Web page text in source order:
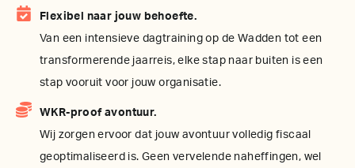
Flexibel naar jouw behoefte.
Van een intensieve dagtraining op de Wadden tot een
transformerende jaarreis, elke stap naar buiten is een
stap vooruit voor jouw organisatie.
WKR-proof avontuur.
Wij zorgen ervoor dat jouw avontuur volledig fiscaal
geoptimaliseerd is. Geen vervelende naheffingen, wel